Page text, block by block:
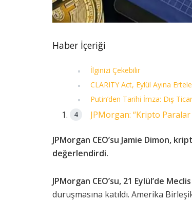
Haber İçeriği
İlginizi Çekebilir
CLARITY Act, Eylül Ayına
Putin’den Tarihi İmza: Dış
JPMorgan: “Kripto Paralar
JPMorgan CEO’su Jamie Dimon,
değerlendirdi.
JPMorgan CEO’su, 21 Eylül’de
duruşmasına katıldı. Amerika